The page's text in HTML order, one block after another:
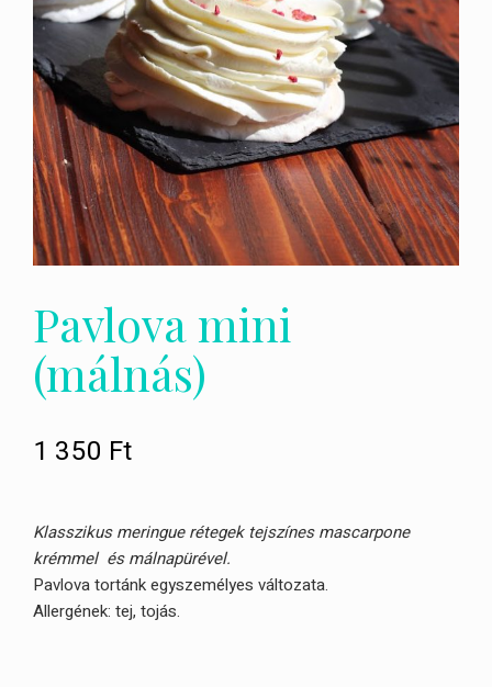
Pavlova mini
(málnás)
1 350 Ft
Klasszikus meringue rétegek tejszínes mascarpone
krémmel és málnapürével.
Pavlova tortánk egyszemélyes változata.
Allergének: tej, tojás.